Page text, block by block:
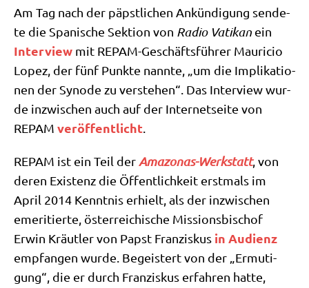
Am Tag nach der päpst­li­chen Ankün­di­gung sen­de­
te die Spa­ni­sche Sek­ti­on von Radio Vati­kan ein
Inter­view mit REPAM-Geschäfts­füh­rer Mau­ricio
Lopez, der fünf Punk­te nann­te, „um die Impli­ka­tio­
nen der Syn­ode zu ver­ste­hen“. Das Inter­view wur­
de inzwi­schen auch auf der Inter­net­sei­te von
REPAM ver­öf­fent­licht.
REPAM ist ein Teil derAma­zo­nas-Werk­statt, von
deren Exi­stenz die Öffent­lich­keit erst­mals im
April 2014 Kennt­nis erhielt, als der inzwi­schen
eme­ri­tier­te, öster­rei­chi­sche Mis­si­ons­bi­schof
Erwin Kräut­ler von Papst Fran­zis­kus in Audi­enz
emp­fan­gen wur­de. Begei­stert von der „Ermu­ti­
gung“, die er durch Fran­zis­kus erfah­ren hat­te,